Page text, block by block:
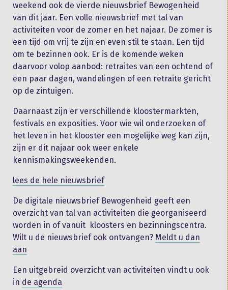
weekend ook de vierde nieuwsbrief Bewogenheid
van dit jaar. Een volle nieuwsbrief met tal van
activiteiten voor de zomer en het najaar. De zomer is
een tijd om vrij te zijn en even stil te staan. Een tijd
om te bezinnen ook. Er is de komende weken
daarvoor volop aanbod: retraites van een ochtend of
een paar dagen, wandelingen of een retraite gericht
op de zintuigen.
Daarnaast zijn er verschillende kloostermarkten,
festivals en exposities. Voor wie wil onderzoeken of
het leven in het klooster een mogelijke weg kan zijn,
zijn er dit najaar ook weer enkele
kennismakingsweekenden.
lees de hele nieuwsbrief
De digitale nieuwsbrief Bewogenheid geeft een
overzicht van tal van activiteiten die georganiseerd
worden in of vanuit kloosters en bezinningscentra.
Wilt u de nieuwsbrief ook ontvangen? Meldt u dan
aan
Een uitgebreid overzicht van activiteiten vindt u ook
in de agenda